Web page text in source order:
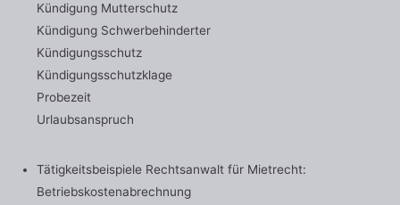
Kündigung Mutterschutz
Kündigung Schwerbehinderter
Kündigungsschutz
Kündigungsschutzklage
Probezeit
Urlaubsanspruch
Tätigkeitsbeispiele Rechtsanwalt für Mietrecht:
Betriebskostenabrechnung